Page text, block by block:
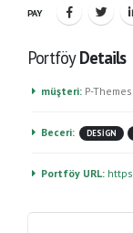
PAY
PortföyDetails
müşteri: P-
Beceri: DESIGN
Portföy URL: